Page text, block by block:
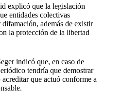
explicó que la legislación
entidades colectivas
además de existir
la protección de la libertad
indicó que, en caso de
tendría que demostrar
que actuó conforme a